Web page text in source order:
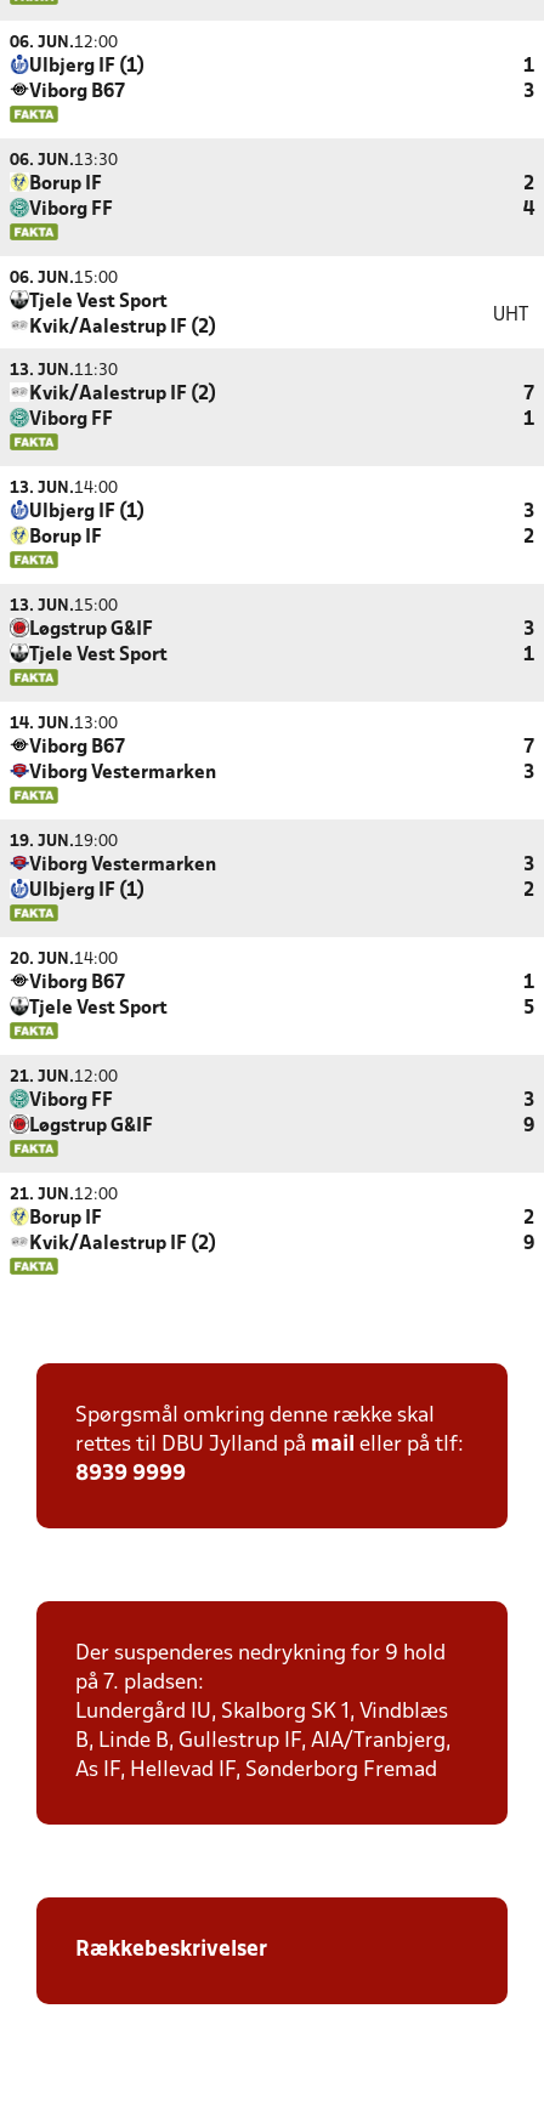
06. JUN.12:00
Ulbjerg IF (1)
1
Viborg B67
3
06. JUN.13:30
Borup IF
2
Viborg FF
4
06. JUN.15:00
Tjele Vest Sport
Kvik/Aalestrup IF (2)
UHT
13. JUN.11:30
Kvik/Aalestrup IF (2)
7
Viborg FF
1
13. JUN.14:00
Ulbjerg IF (1)
3
Borup IF
2
13. JUN.15:00
Løgstrup G&IF
3
Tjele Vest Sport
1
14. JUN.13:00
Viborg B67
7
Viborg Vestermarken
3
19. JUN.19:00
Viborg Vestermarken
3
Ulbjerg IF (1)
2
20. JUN.14:00
Viborg B67
1
Tjele Vest Sport
5
21. JUN.12:00
Viborg FF
3
Løgstrup G&IF
9
21. JUN.12:00
Borup IF
2
Kvik/Aalestrup IF (2)
9
Spørgsmål omkring denne række skal
rettes til DBU Jylland på mail eller på tlf:
8939 9999
Der suspenderes nedrykning for 9 hold
på 7. pladsen:
Lundergård IU, Skalborg SK 1, Vindblæs
B, Linde B, Gullestrup IF, AIA/Tranbjerg,
As IF, Hellevad IF, Sønderborg Fremad
Rækkebeskrivelser